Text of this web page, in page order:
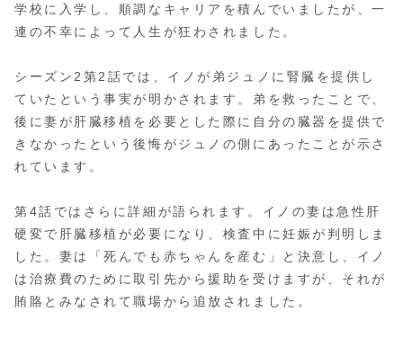
学校に入学し、順調なキャリアを積んでいましたが、一
連の不幸によって人生が狂わされました。
シーズン2第2話では、イノが弟ジュノに腎臓を提供し
ていたという事実が明かされます。弟を救ったことで、
後に妻が肝臓移植を必要とした際に自分の臓器を提供で
きなかったという後悔がジュノの側にあったことが示さ
れています。
第4話ではさらに詳細が語られます。イノの妻は急性肝
硬変で肝臓移植が必要になり、検査中に妊娠が判明しま
した。妻は「死んでも赤ちゃんを産む」と決意し、イノ
は治療費のために取引先から援助を受けますが、それが
賄賂とみなされて職場から追放されました。